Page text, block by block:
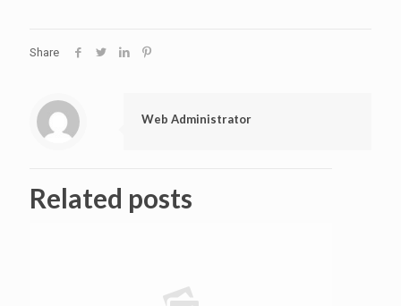
Share
Web Administrator
Related posts